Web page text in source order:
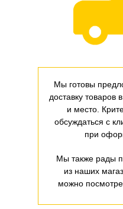
Мы готовы
доставку товаров
и место.
обсуждаться с
при
Мы также рады
из наших
можно